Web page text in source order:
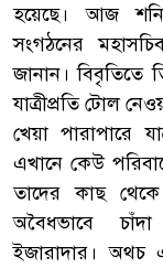
হয়েছে। আজ
সংগঠনের
জানান। বিবৃতিতে
যাত্রীপ্রতি টোল
খেয়া পারাপারে
এখানে কেউ
তাদের কাছ
অবৈধভাবে
ইজারাদার। অথচ